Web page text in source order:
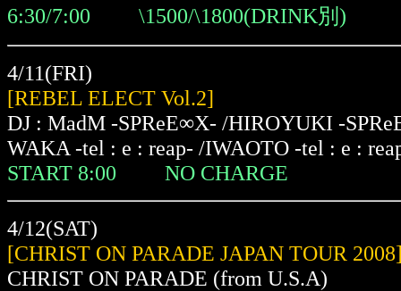
6:30/7:00 \1500/\1800(DRINK別)
4/11(FRI)
[REBEL ELECT Vol.2]
DJ : MadM -SPReE∞X- /HIROYUKI -
WAKA -tel : e : reap- /IWAOTO -tel : e :
START 8:00 NO CHARGE
4/12(SAT)
[CHRIST ON PARADE JAPAN TOUR
CHRIST ON PARADE (from U.S.A)